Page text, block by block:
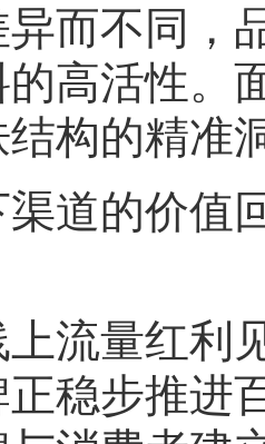
异而不同，
高活性。
构的精准
的价值回
量红利见
正稳步推进